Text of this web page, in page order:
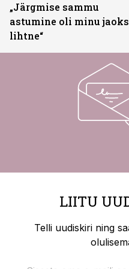
„Järgmise sammu
astumine oli minu jaoks
lihtne“
LIITU
Telli uudiskiri ning